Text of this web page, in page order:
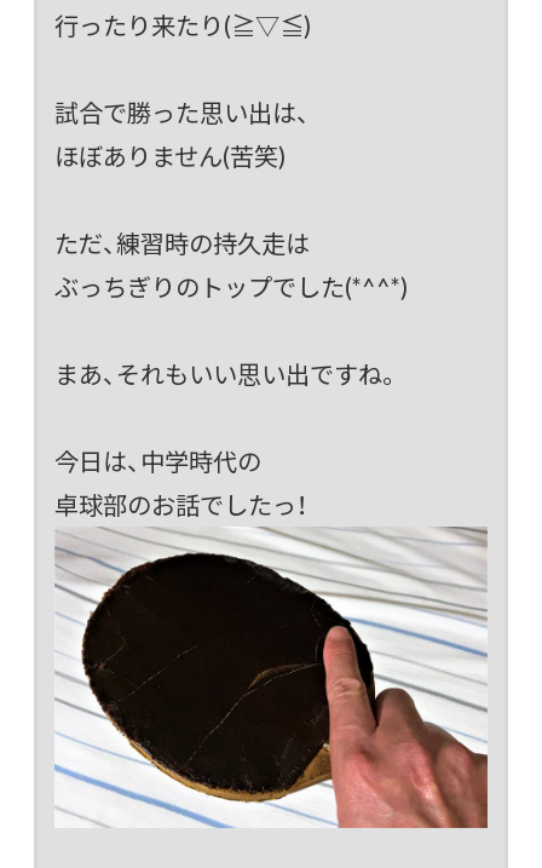
行ったり来たり(≧▽≦)
試合で勝った思い出は、
ほぼありません(苦笑)
ただ、練習時の持久走は
ぶっちぎりのトップでした(*^^*)
まあ、それもいい思い出ですね。
今日は、中学時代の
卓球部のお話でしたっ！